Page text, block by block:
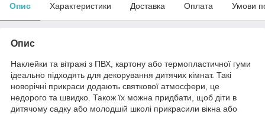
Опис Характеристики Доставка Оплата Умови
Опис
Наклейки та вітражі з ПВХ, картону або термопластичної гуми
ідеально підходять для декорування дитячих кімнат. Такі
новорічні прикраси додають святкової атмосфери, це
недорого та швидко. Також їх можна придбати, щоб діти в
дитячому садку або молодшій школі прикрасили вікна або